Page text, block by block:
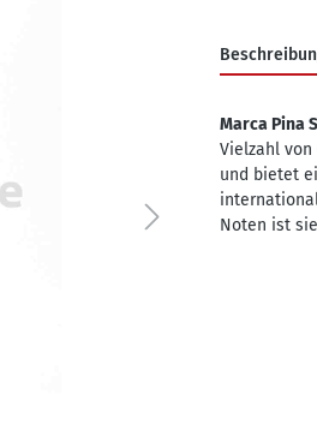
Marca Pina
Vielzahl
und bietet
Noten ist